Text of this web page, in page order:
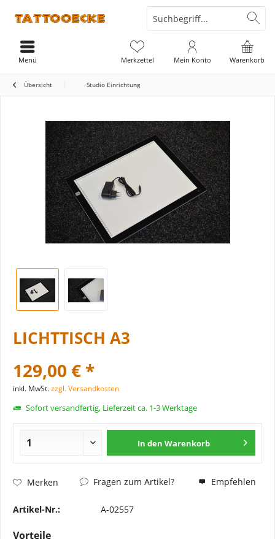
Warenkorb
Merkzettel Mein Konto
Menü
Übersicht Studio Einrichtung
LICHTTISCH A3
129,00 € *
inkl. MwSt.zzgl. Versandkosten
Sofort versandfertig, Lieferzeit ca. 1-3 Werktage
In den Warenkorb
Merken Fragen zum Artikel? Empfehlen
Artikel-Nr.: A-02557
Vorteile